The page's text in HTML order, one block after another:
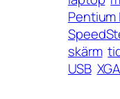
Pentium
skärm
USB XGA